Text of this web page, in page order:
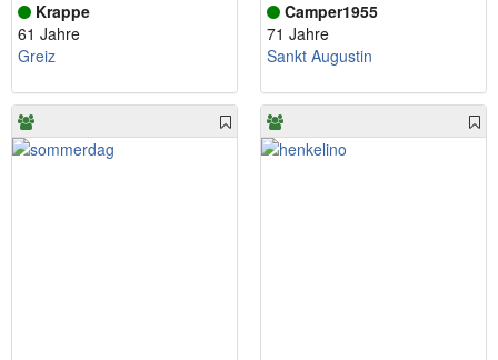
Krappe
61 Jahre
Greiz
Camper1955
71 Jahre
Sankt Augustin